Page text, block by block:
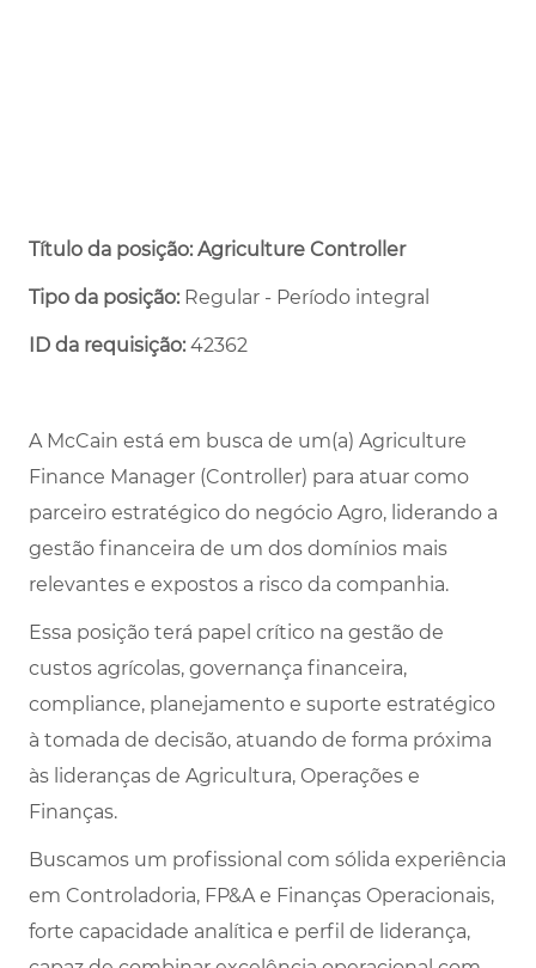
Título da posição: Agriculture Controller
Tipo da posição:Regular - Período integral ​
ID da requisição:42362
A McCain está em busca de um(a) Agriculture
Finance Manager (Controller) para atuar como
parceiro estratégico do negócio Agro, liderando a
gestão financeira de um dos domínios mais
relevantes e expostos a risco da companhia.
Essa posição terá papel crítico na gestão de
custos agrícolas, governança financeira,
compliance, planejamento e suporte estratégico
à tomada de decisão, atuando de forma próxima
às lideranças de Agricultura, Operações e
Finanças.
Buscamos um profissional com sólida experiência
em Controladoria, FP&A e Finanças Operacionais,
forte capacidade analítica e perfil de liderança,